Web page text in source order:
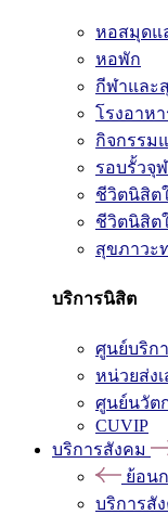
หอสมุดแ
หอพัก
กีฬาและ
โรงอาห
กิจกรรม
รอบรั้วจุ
ชีวิตนิสิต
ชีวิตนิสิต
สุขภาวะ
บริการนิสิต
ศูนย์บริก
หน่วยส่ง
ศูนย์นวัต
CUVIP
บริการสังคม
ย้อน
บริการสั